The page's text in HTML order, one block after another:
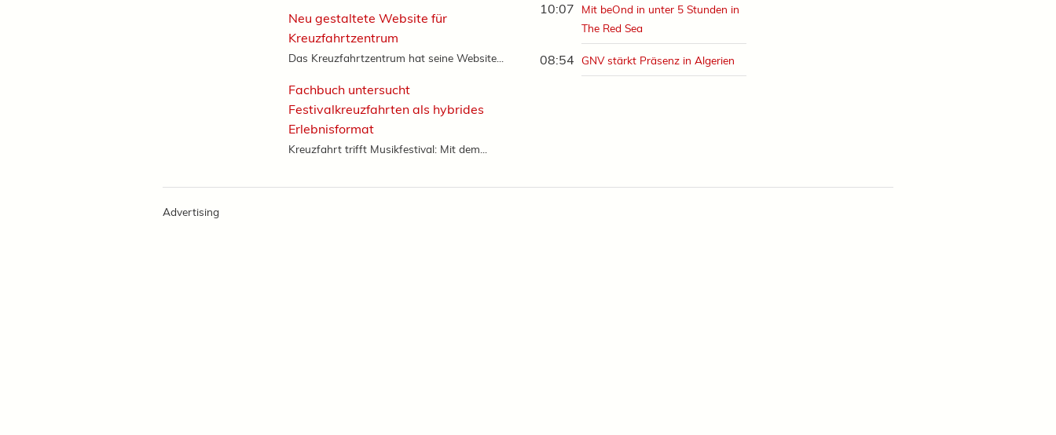
10:07
Mit beOnd in unter 5 Stunden in
The Red Sea
08:54 GNV stärkt Präsenz in Algerien
Neu gestaltete Website für
Kreuzfahrtzentrum
Das Kreuzfahrtzentrum hat seine Website...
Fachbuch untersucht
Festivalkreuzfahrten als hybrides
Erlebnisformat
Kreuzfahrt trifft Musikfestival: Mit dem...
Advertising